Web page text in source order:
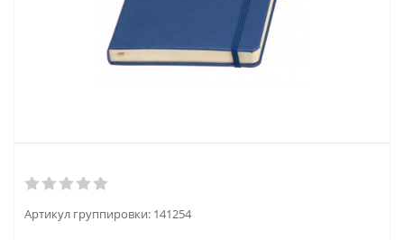
Артикул группировки: 141254